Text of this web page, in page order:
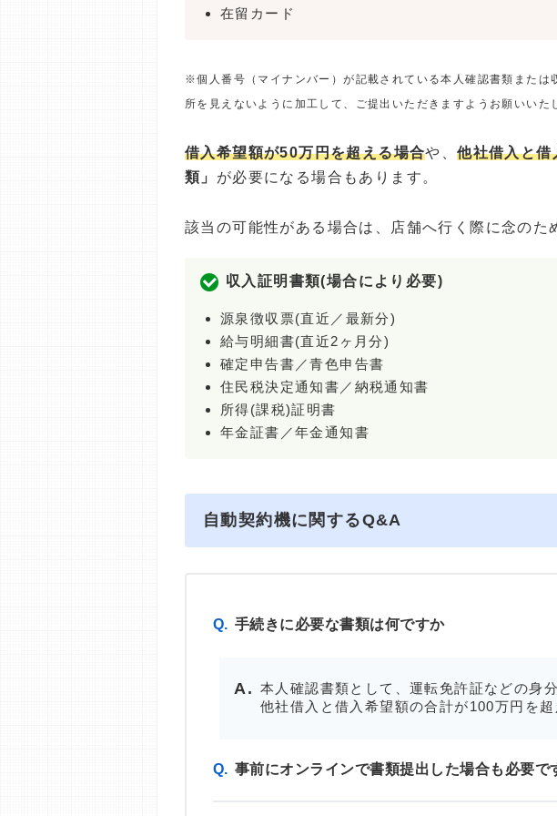
在留カード
※個人番号（マイナンバー）が記載されている本人確認書類また
所を見えないように加工して、ご提出いただきますようお願いいた
借入希望額が50万円を超える場合や、他社借入と
類」 が必要になる場合もあります。
該当の可能性がある場合は、店舗へ行く際に念のた
収入証明書類(場合により必要)
源泉徴収票(直近／最新分)
給与明細書(直近2ヶ月分)
確定申告書／青色申告書
住民税決定通知書／納税通知書
所得(課税)証明書
年金証書／年金通知書
自動契約機に関するQ&A
Q. 手続きに必要な書類は何ですか
本人確認書類として、運転免許証などの身
他社借入と借入希望額の合計が100万円を
Q. 事前にオンラインで書類提出した場合も必要で